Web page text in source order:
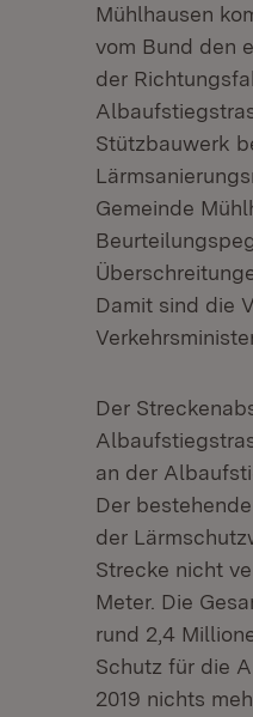
Mühlhausen
vom Bund den
der
Stützbauwerk
Gemeinde
Damit sind die
Der
an der
Der
der
Strecke nicht
Meter. Die
rund 2,4
Schutz für die
2019 nichts